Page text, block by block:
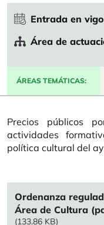
Entrada en
Área de
ÁREAS TEMÁTICAS
Precios públicos
actividades
política cultural del
File
Ordenanza
Área de Cultura
(133.86 KB)